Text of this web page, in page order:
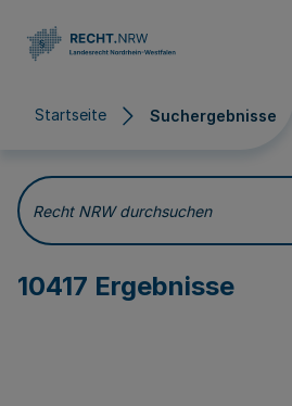
Startseite Suchergebnisse
Suchergebnisse
Recht NRW durchsuchen
10417 Ergebnisse